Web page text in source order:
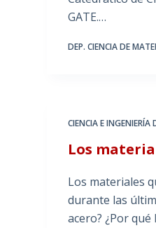
GATE.…
DEP. CIENCIA DE
CIENCIA E INGENIERÍA
Los
Los materiales
durante las
acero? ¿Por